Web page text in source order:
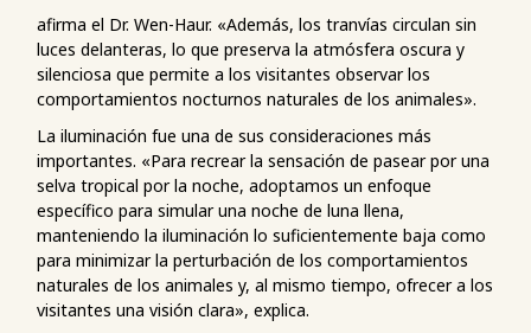
afirma el Dr. Wen-Haur. «Además, los tranvías circulan sin
luces delanteras, lo que preserva la atmósfera oscura y
silenciosa que permite a los visitantes observar los
comportamientos nocturnos naturales de los animales».
La iluminación fue una de sus consideraciones más
importantes. «Para recrear la sensación de pasear por una
selva tropical por la noche, adoptamos un enfoque
específico para simular una noche de luna llena,
manteniendo la iluminación lo suficientemente baja como
para minimizar la perturbación de los comportamientos
naturales de los animales y, al mismo tiempo, ofrecer a los
visitantes una visión clara», explica.